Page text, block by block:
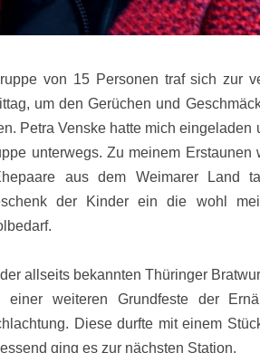
von 15 Personen traf sich zur
um den Gerüchen und
Petra Venske hatte mich eingeladen
unterwegs. Zu meinem
aus dem Weimarer Land
der Kinder ein die wohl
allseits bekannten Thüringer
einer weiteren Grundfeste der
Diese durfte mit einem
ging es zur nächsten Station.